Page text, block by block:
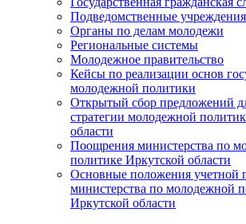
Подведомственные учреждения
Органы по делам молодежи
Региональные системы
Молодежное правительство
Кейсы по реализации основ
молодежной политики
Открытый сбор предложений
стратегии молодежной
области
Поощрения министерства по
политике Иркутской области
Основные положения учетной
министерства по молодежной
Иркутской области